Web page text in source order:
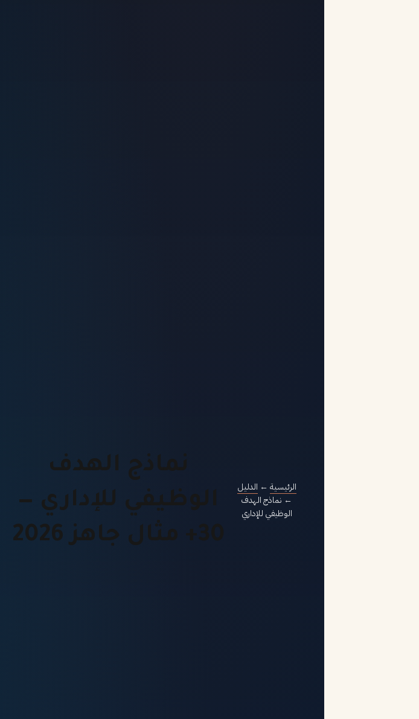
الرئيسية ← الدليل
← نماذج الهدف
الوظيفي للإداري
نماذج الهدف
الوظيفي للإداري —